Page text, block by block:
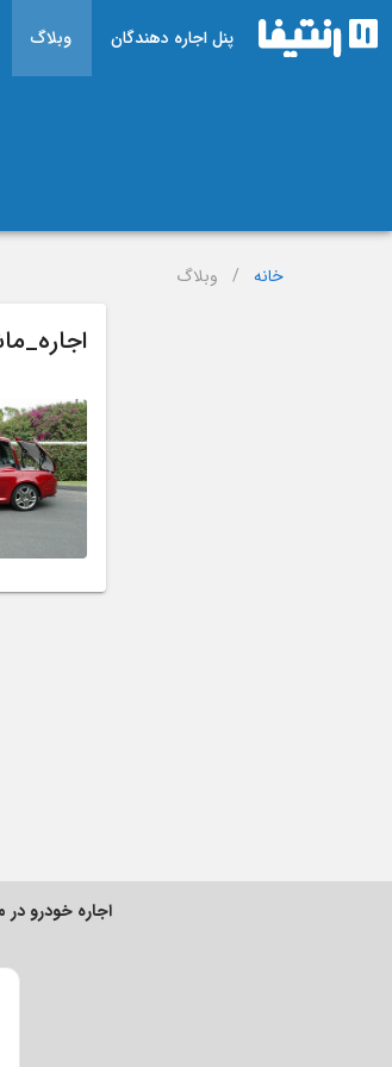
پنل اجاره دهندگان وبلاگ
خانه / وبلاگ
اجاره خودرو